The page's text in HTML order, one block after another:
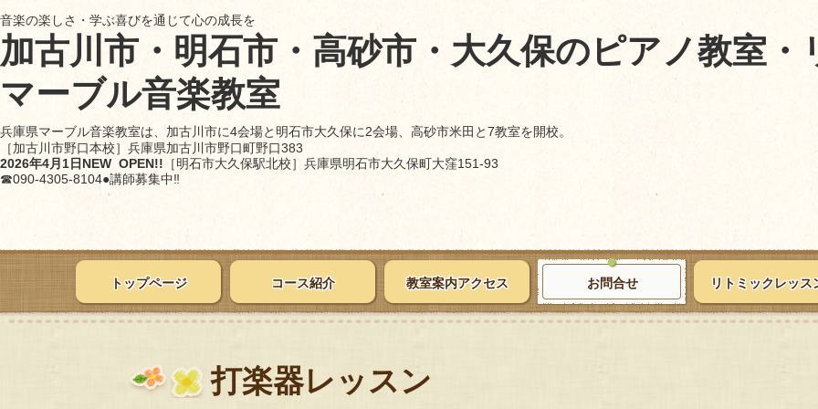
音楽の楽しさ・学ぶ喜びを通じて心の成長を
加古川市・明石市・高砂市・大久保のピアノ教室
マーブル音楽教室
兵庫県マーブル音楽教室は、加古川市に4会場と明石市大久保に2会場、高砂市米田と7教室を開校。
［加古川市野口本校］ 兵庫県加古川市野口町野口383
2026年4月1日NEW OPEN!! ［明石市大久保駅北校］ 兵庫県明石市大久保町大窪151-93
☎090-4305-8104●講師募集中‼
トップページ コース紹介 教室案内アクセス お問合せ リトミックレッス
打楽器レッスン